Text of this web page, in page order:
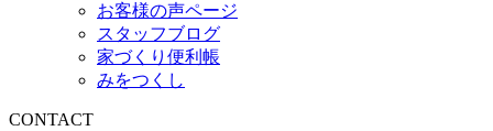
お客様の声ページ
スタッフブログ
家づくり便利帳
みをつくし
CONTACT